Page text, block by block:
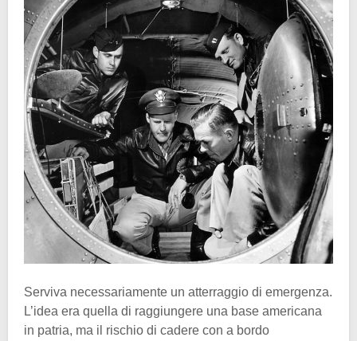
Serviva necessariamente un atterraggio di emergenza.
L’idea era quella di raggiungere una base americana
in patria, ma il rischio di cadere con a bordo